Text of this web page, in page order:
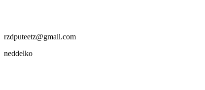
rzdputeetz@gmail.com
neddelko